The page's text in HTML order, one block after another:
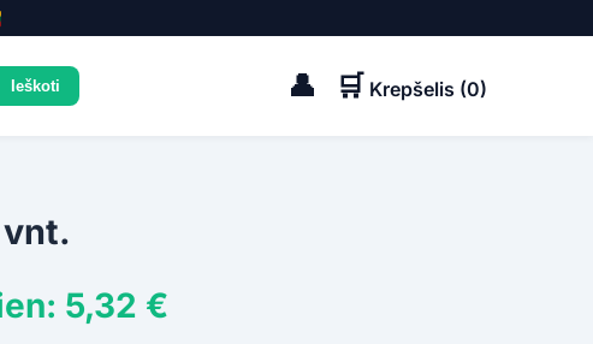
👤 🛒 Krepšelis (0)
5,32 €